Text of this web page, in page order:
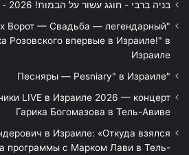
בניה ברבי - חוגג עשור על הבמות! 2026 - כרטיסים ולוח הופעות
Ворот — Свадьба — легендарный
Розовского впервые в Израиле!" в
Израиле
"Песняры — Pesniary" в Израиле
LIVE в Израиле 2026 — концерт
Гарика Богомазова в Тель-Авиве
в Израиле: «Откуда взялся
программы с Марком Лави в Тель-